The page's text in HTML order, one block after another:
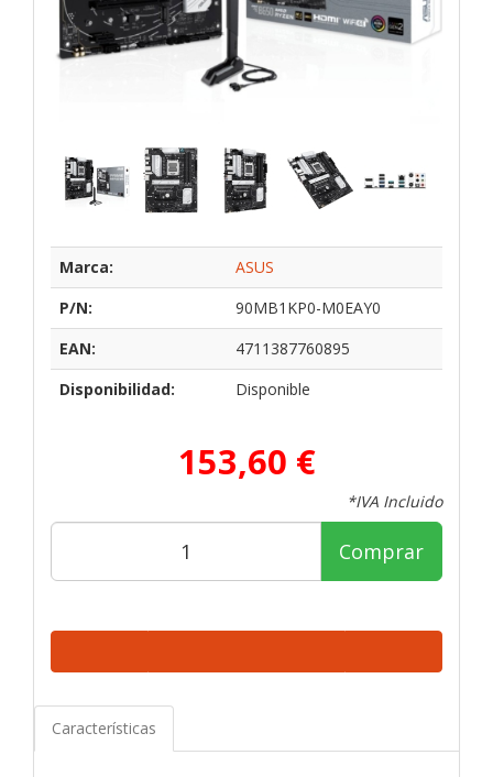
Marca:
ASUS
P/N:
90MB1KP0-M0EAY0
EAN:
4711387760895
Disponibilidad:
Disponible
153,60 €
*IVA Incluido
Comprar
Características